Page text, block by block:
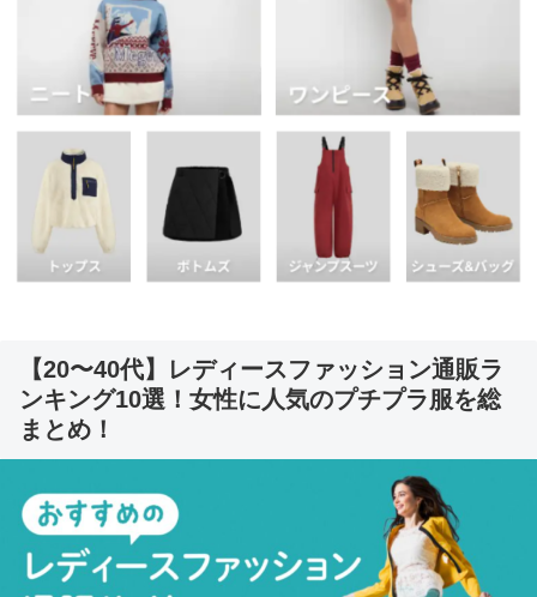
【20〜40代】レディースファッション通販ラ
ンキング10選！女性に人気のプチプラ服を総
まとめ！